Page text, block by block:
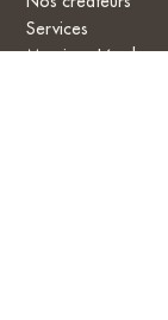
Services
Mentions Légales